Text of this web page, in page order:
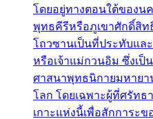
โดยอยู่ทางตอนใต้ของนค
พุทธคีรีหรือภูเขาศักดิ์สิท
โถวซานเป็นที่ประทับแล
หรือเจ้าแม่กวนอิม ซึ่งเ
ศาสนาพุทธนิกายมหายา
โลก โดยเฉพาะผู้ที่ศรัทธ
เกาะแห่งนี้เพื่อสักการะ